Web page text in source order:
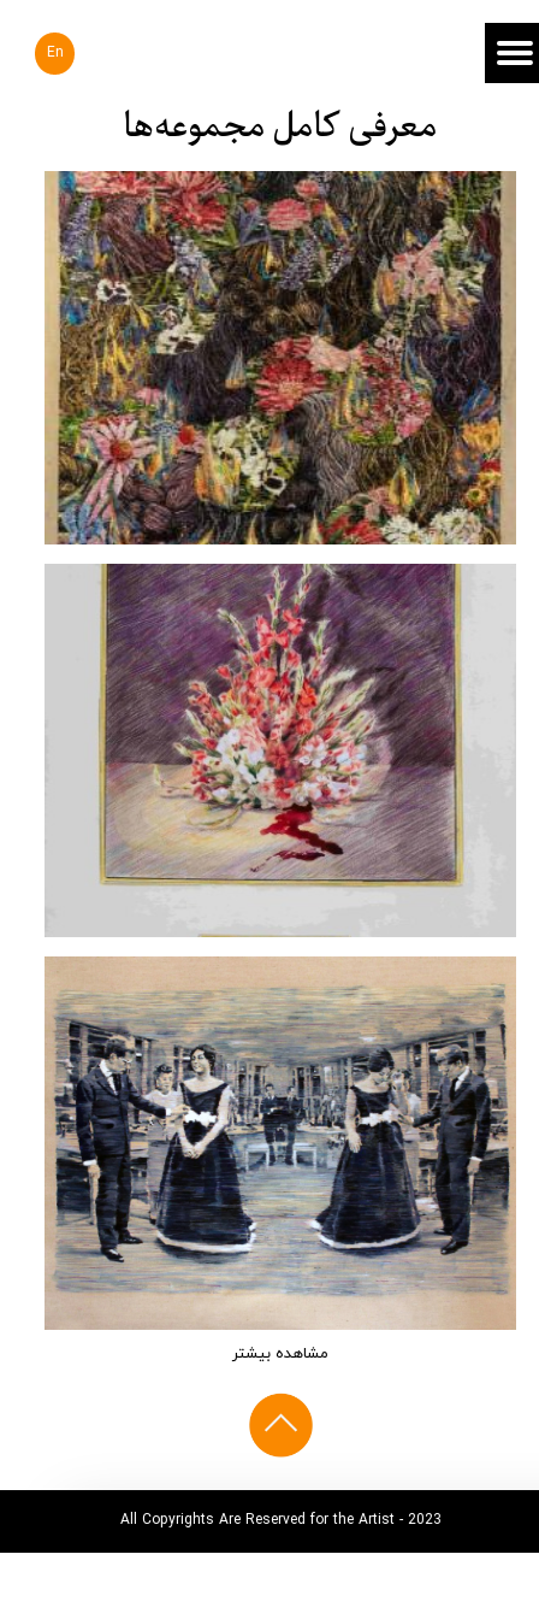
مشاهده بیشتر
معرفی کامل مجموعه‌ها
En
All Copyrights Are Reserved for the Artist - 2023